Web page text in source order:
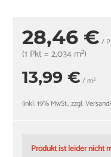
28,46 € /
(1 Pkt = 2,034 m²)
13,99 €/ m²
(inkl. 19% MwSt., zzgl. Versand)
Produkt ist leider nicht